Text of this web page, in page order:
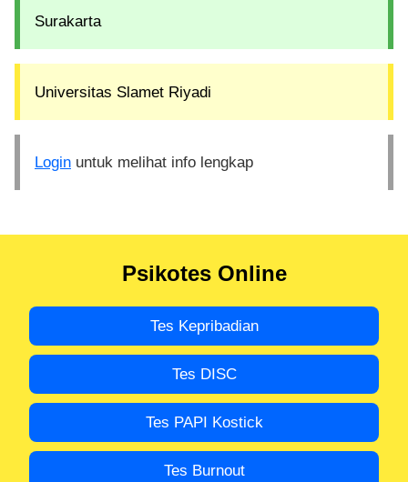
Surakarta
Universitas Slamet Riyadi
Login untuk melihat info lengkap
Psikotes Online
Tes Kepribadian
Tes DISC
Tes PAPI Kostick
Tes Burnout